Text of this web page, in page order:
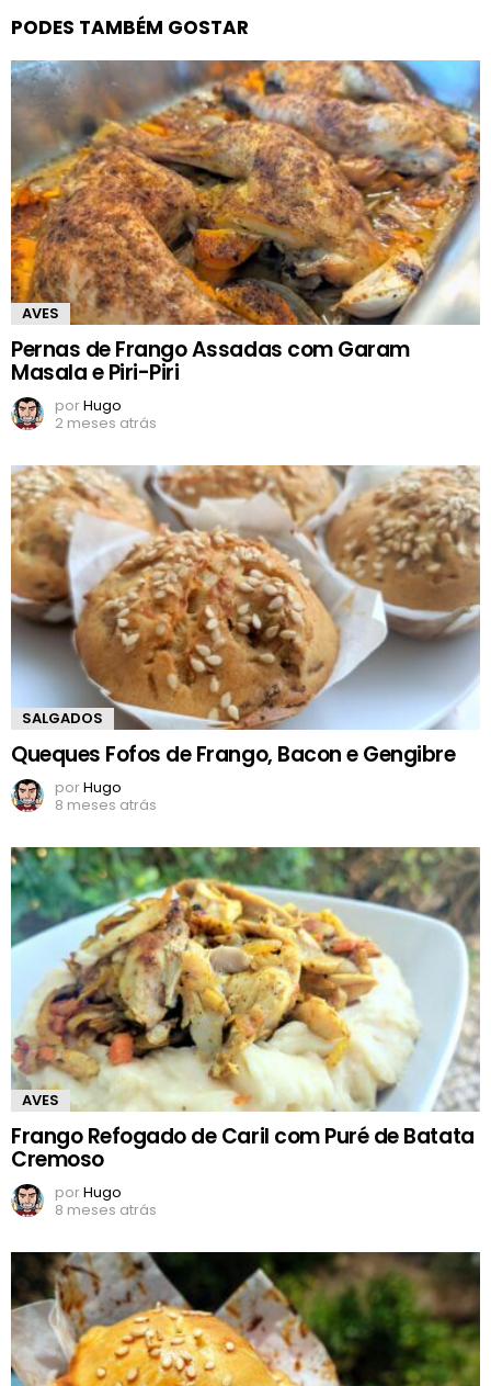
PODES TAMBÉM GOSTAR
AVES
Pernas de Frango Assadas com Garam
Masala e Piri-Piri
porHugo
2 meses atrás
SALGADOS
Queques Fofos de Frango, Bacon e Gengibre
porHugo
8 meses atrás
AVES
Frango Refogado de Caril com Puré de Batata
Cremoso
porHugo
8 meses atrás